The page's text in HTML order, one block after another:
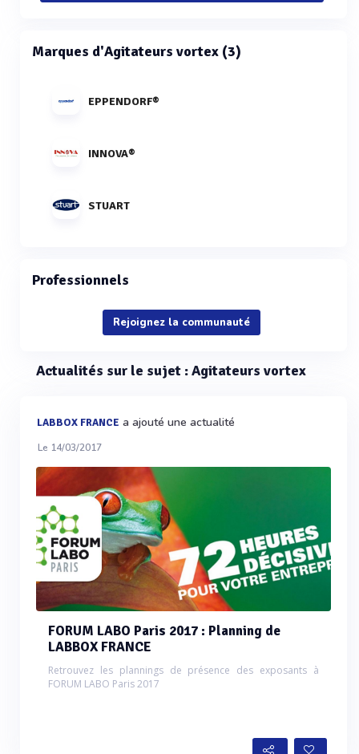
Marques d'Agitateurs vortex (3)
EPPENDORF®
INNOVA®
STUART
Professionnels
Rejoignez la communauté
Actualités sur le sujet : Agitateurs vortex
LABBOX FRANCE a ajouté une actualité
Le 14/03/2017
FORUM LABO Paris 2017 : Planning de
LABBOX FRANCE
Retrouvez les plannings de présence des exposants à
FORUM LABO Paris 2017